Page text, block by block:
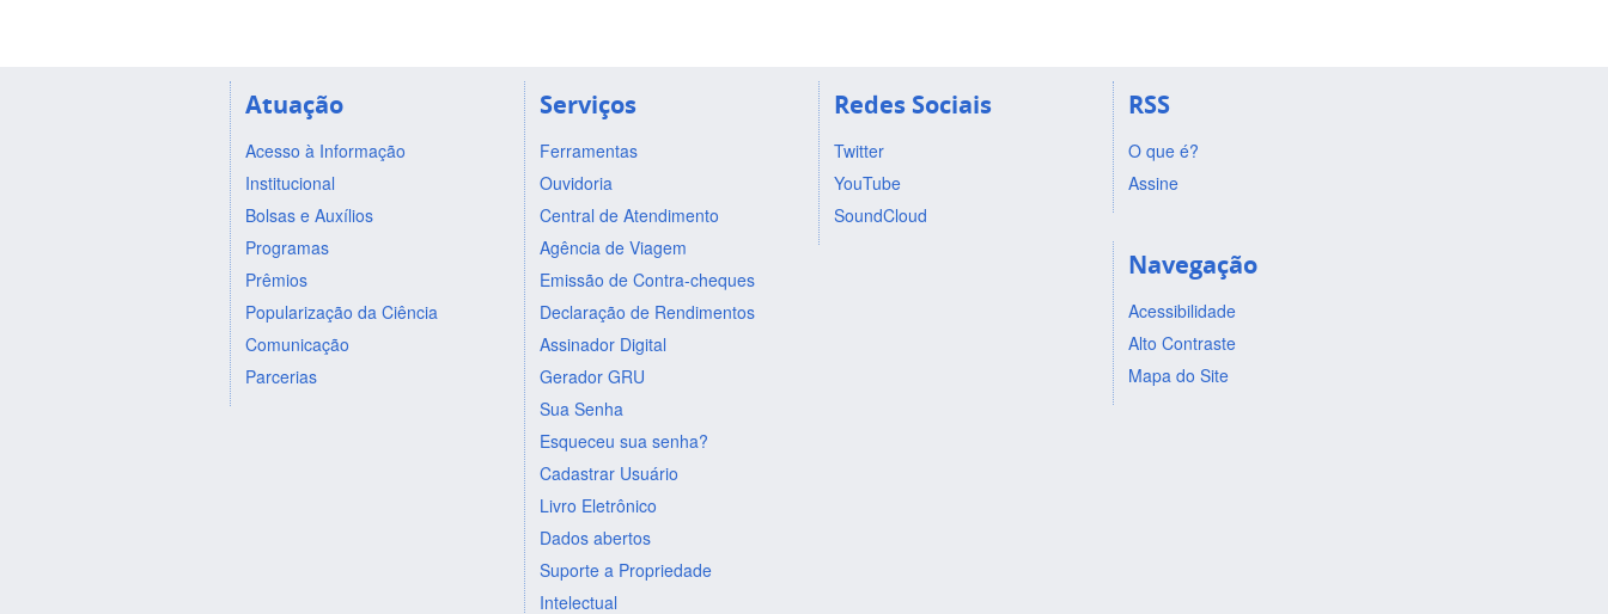
Atuação
Acesso à Informação
Institucional
Bolsas e Auxílios
Programas
Prêmios
Popularização da Ciência
Comunicação
Parcerias
Serviços
Ferramentas
Ouvidoria
Central de Atendimento
Agência de Viagem
Emissão de Contra-cheques
Declaração de Rendimentos
Assinador Digital
Gerador GRU
Sua Senha
Esqueceu sua senha?
Cadastrar Usuário
Livro Eletrônico
Dados abertos
Suporte a Propriedade
Intelectual
Redes Sociais
Twitter
YouTube
SoundCloud
RSS
O que é?
Assine
Navegação
Acessibilidade
Alto Contraste
Mapa do Site